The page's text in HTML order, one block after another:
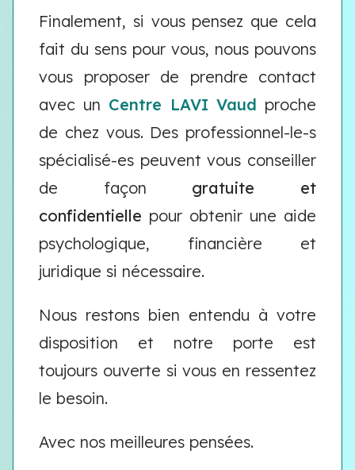
Finalement, si vous pensez que cela
fait du sens pour vous, nous pouvons
vous proposer de prendre contact
avec un Centre LAVI Vaud proche
de chez vous. Des professionnel-le-s
spécialisé-es peuvent vous conseiller
de façon gratuite et
confidentielle pour obtenir une aide
psychologique, financière et
juridique si nécessaire.
Nous restons bien entendu à votre
disposition et notre porte est
toujours ouverte si vous en ressentez
le besoin.
Avec nos meilleures pensées.